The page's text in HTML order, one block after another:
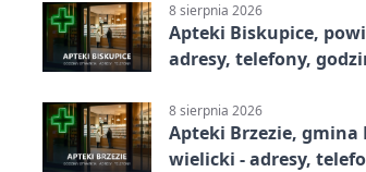
8 sierpnia 2026
Apteki Biskupice,
adresy, telefony,
8 sierpnia 2026
Apteki Brzezie, gmina
wielicki - adresy,